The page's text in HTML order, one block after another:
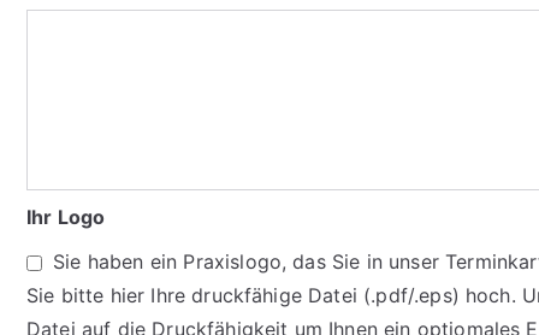
Ihr Logo
Sie haben ein Praxislogo, das Sie in unser
Sie bitte hier Ihre druckfähige Datei (.pdf/.eps) hoch.
Datei auf die Druckfähigkeit um Ihnen ein optiomales